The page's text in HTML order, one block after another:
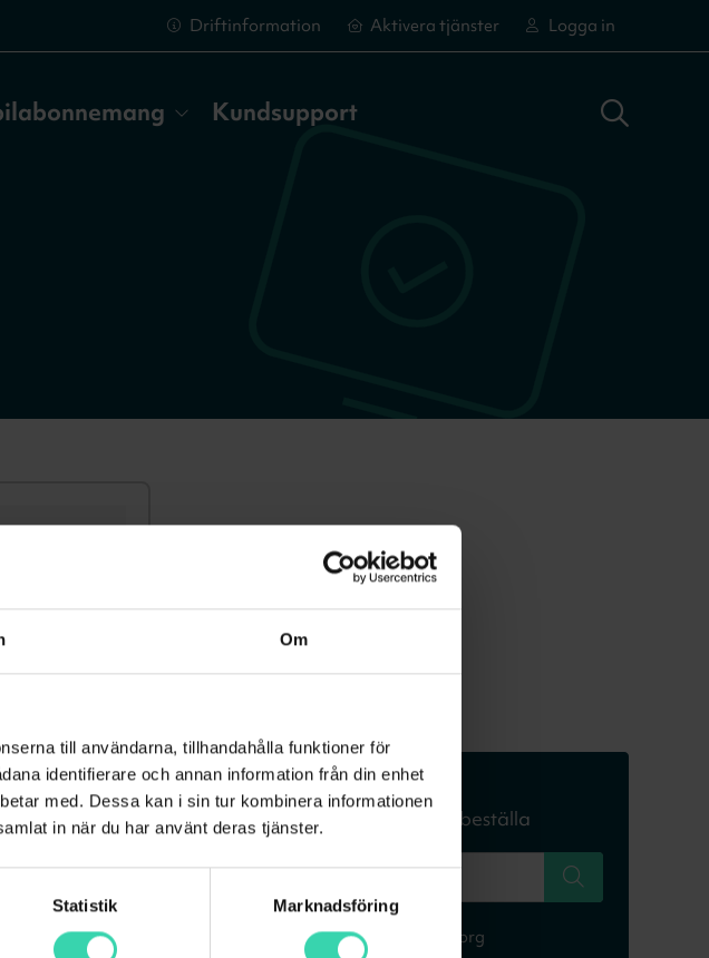
Om
till användarna, tillhandahålla funktioner för
identifierare och annan information från din enhet
med. Dessa kan i sin tur kombinera informationen
in när du har använt deras tjänster.
Statistik Marknadsföring
Driftinformation Aktivera tjänster Logga in
Aktivera tjänster
Kundsupport
Skriv in din adress
för att se om du kan beställa
T.ex Falkenbergsgatan 3, Göteborg